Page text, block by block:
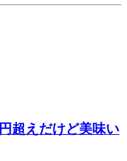
超えだけど美味い